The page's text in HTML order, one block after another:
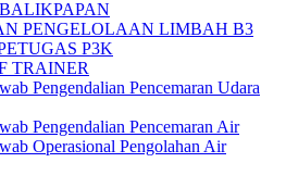
PENGELOLAAN LIMBAH B3
P3K
TRAINER
Pengendalian Pencemaran Udara
Pengendalian Pencemaran Air
Operasional Pengolahan Air